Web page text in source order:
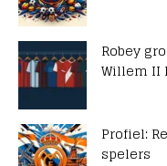
Robey
Willem II
Profiel:
spelers